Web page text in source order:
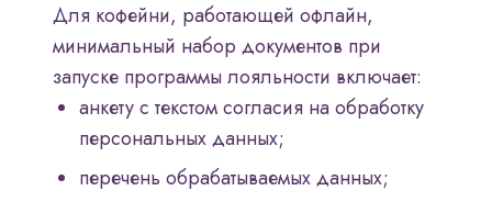
Для кофейни, работающей офлайн,
минимальный набор документов при
запуске программы лояльности включает:
анкету с текстом согласия на обработку
персональных данных;
перечень обрабатываемых данных;